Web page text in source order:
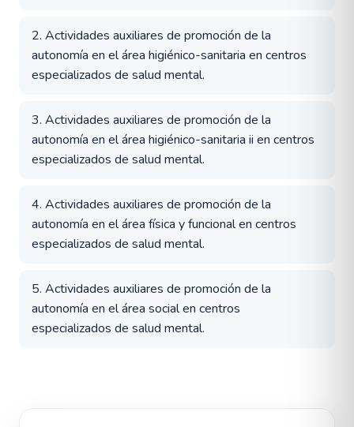
2. Actividades auxiliares de promoción de la
autonomía en el área higiénico-sanitaria en centros
especializados de salud mental.
3. Actividades auxiliares de promoción de la
autonomía en el área higiénico-sanitaria ii en centros
especializados de salud mental.
4. Actividades auxiliares de promoción de la
autonomía en el área física y funcional en centros
especializados de salud mental.
5. Actividades auxiliares de promoción de la
autonomía en el área social en centros
especializados de salud mental.